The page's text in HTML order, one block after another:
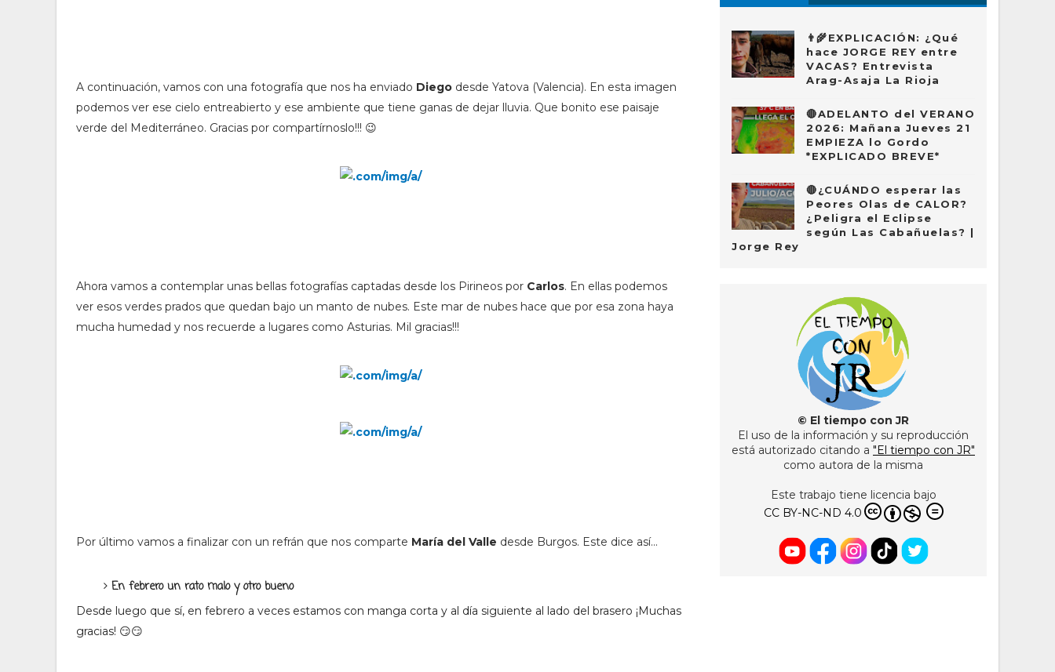
A continuación, vamos con una fotografía que nos ha enviado Diego desde Yatova (Valencia). En esta imagen
podemos ver ese cielo entreabierto y ese ambiente que tiene ganas de dejar lluvia. Que bonito ese paisaje
verde del Mediterráneo. Gracias por compartírnoslo!!! 😉
Ahora vamos a contemplar unas bellas fotografías captadas desde los Pirineos por Carlos. En ellas podemos
ver esos verdes prados que quedan bajo un manto de nubes. Este mar de nubes hace que por esa zona haya
mucha humedad y nos recuerde a lugares como Asturias. Mil gracias!!!
Por último vamos a finalizar con un refrán que nos comparte María del Valle desde Burgos. Este dice así...
En febrero un rato malo y otro bueno
Desde luego que sí, en febrero a veces estamos con manga corta y al día siguiente al lado del brasero ¡Muchas
gracias! 😏😏
👨‍🌾EXPLICACIÓN: ¿Qué
hace JORGE REY entre
VACAS? Entrevista
Arag-Asaja La Rioja
🔴ADELANTO del VERANO
2026: Mañana Jueves 21
EMPIEZA lo Gordo
*EXPLICADO BREVE*
🔴¿CUÁNDO esperar las
Peores Olas de CALOR?
¿Peligra el Eclipse
según Las Cabañuelas? |
Jorge Rey
© El tiempo con JR
El uso de la información y su reproducción
está autorizado citando a "El tiempo con JR"
como autora de la misma
Este trabajo tiene licencia bajo
CC BY-NC-ND 4.0